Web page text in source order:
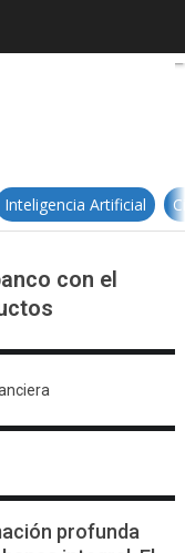
billetera a
Inteligencia Artificial
con el
profunda